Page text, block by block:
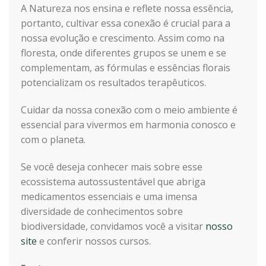
A Natureza nos ensina e reflete nossa essência,
portanto, cultivar essa conexão é crucial para a
nossa evolução e crescimento. Assim como na
floresta, onde diferentes grupos se unem e se
complementam, as fórmulas e essências florais
potencializam os resultados terapêuticos.
Cuidar da nossa conexão com o meio ambiente é
essencial para vivermos em harmonia conosco e
com o planeta.
Se você deseja conhecer mais sobre esse
ecossistema autossustentável que abriga
medicamentos essenciais e uma imensa
diversidade de conhecimentos sobre
biodiversidade, convidamos você a visitar nosso
site e conferir nossos cursos.